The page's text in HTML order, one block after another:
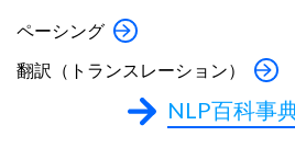
ペーシング
翻訳（トランスレーション）
NLP百科事